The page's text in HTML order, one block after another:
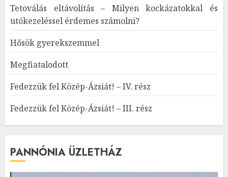
Tetoválás eltávolítás – Milyen kockázatokkal és
utókezeléssel érdemes számolni?
Hősök gyerekszemmel
Megfiatalodott
Fedezzük fel Közép-Ázsiát! – IV. rész
Fedezzük fel Közép-Ázsiát! – III. rész
PANNÓNIA ÜZLETHÁZ